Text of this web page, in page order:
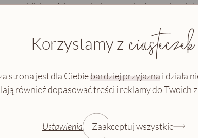
blisko miejsca, w którym ma być
przeciągnięta przez oczko, tworząc nowe
zalety dziergania
Korzystamy z ciasteczek
strona jest dla Ciebiebardziej przyjazna i działa
również dopasować treści i reklamy do Twoich
Ustawienia Zaakceptuj wszystkie